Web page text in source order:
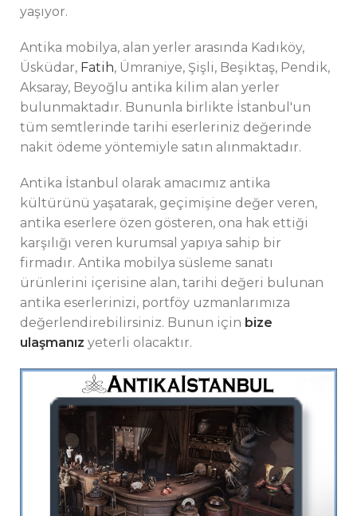
yaşıyor.
Antika mobilya, alan yerler arasında Kadıköy,
Üsküdar, Fatih, Ümraniye, Şişli, Beşiktaş, Pendik,
Aksaray, Beyoğlu antika kilim alan yerler
bulunmaktadır. Bununla birlikte İstanbul'un
tüm semtlerinde tarihi eserleriniz değerinde
nakit ödeme yöntemiyle satın alınmaktadır.
Antika İstanbul olarak amacımız antika
kültürünü yaşatarak, geçimişine değer veren,
antika eserlere özen gösteren, ona hak ettiği
karşılığı veren kurumsal yapıya sahip bir
firmadır. Antika mobilya süsleme sanatı
ürünlerini içerisine alan, tarihi değeri bulunan
antika eserlerinizi, portföy uzmanlarımıza
değerlendirebilirsiniz. Bunun için bize
ulaşmanız yeterli olacaktır.